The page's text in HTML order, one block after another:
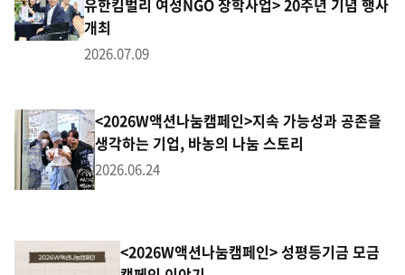
유한킴벌리 여성NGO 장학사업> 20주년 기념 행사
개최
2026.07.09
<2026W액션나눔캠페인>지속 가능성과 공존을
생각하는 기업, 바농의 나눔 스토리
2026.06.24
<2026W액션나눔캠페인> 성평등기금 모금